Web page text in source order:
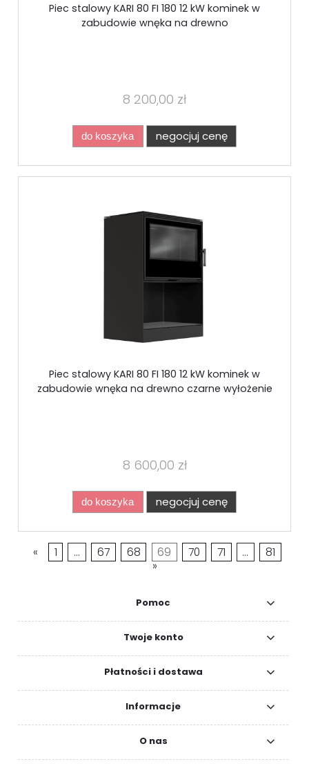
Piec stalowy KARI 80 FI 180 12 kW kominek w
zabudowie wnęka na drewno
8 200,00 zł
do koszyka negocjuj cenę
Piec stalowy KARI 80 FI 180 12 kW kominek w
zabudowie wnęka na drewno czarne wyłożenie
8 600,00 zł
do koszyka negocjuj cenę
« 1 ... 67 68 69 70 71 ...
81
»
Pomoc
Twoje konto
Płatności i dostawa
Informacje
O nas